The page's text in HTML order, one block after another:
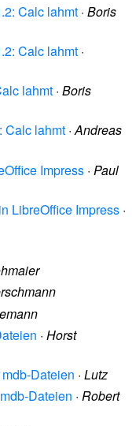
Calc lahmt · Boris
Calc lahmt ·
lahmt · Boris
Calc lahmt ·Andreas
Impress · Paul
LibreOffice Impress ·
· Horst
Dateien · Lutz
Dateien · Robert